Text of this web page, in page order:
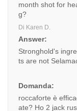
month shot for
g?
Di Karen D.
Answer:
Stronghold's
ts are not
Domanda:
roccaforte è
ate? Ho 2 jack